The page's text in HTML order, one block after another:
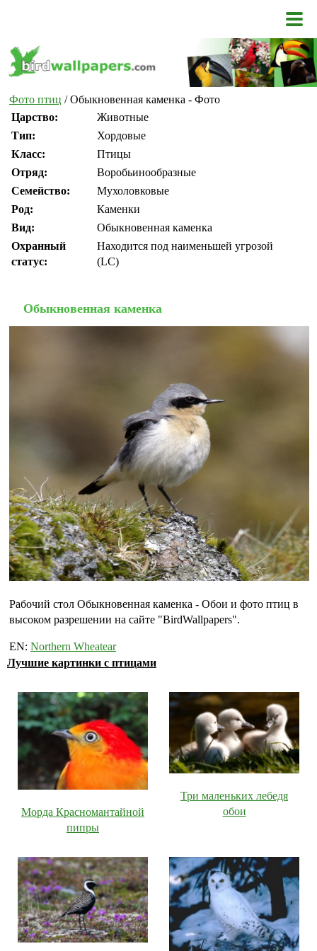
Фото птиц / Обыкновенная каменка - Фото
Царство:
Животные
Тип:
Хордовые
Класс:
Птицы
Отряд:
Воробьинообразные
Семейство:
Мухоловковые
Род:
Каменки
Вид:
Обыкновенная каменка
Охранный
статус:
Находится под наименьшей угрозой
(LC)
Обыкновенная каменка
Рабочий стол Обыкновенная каменка - Обои и фото птиц в
высоком разрешении на сайте "BirdWallpapers".
EN: Northern Wheatear
Лучшие картинки с птицами
Морда Красномантайной
пипры
Три маленьких лебедя
обои